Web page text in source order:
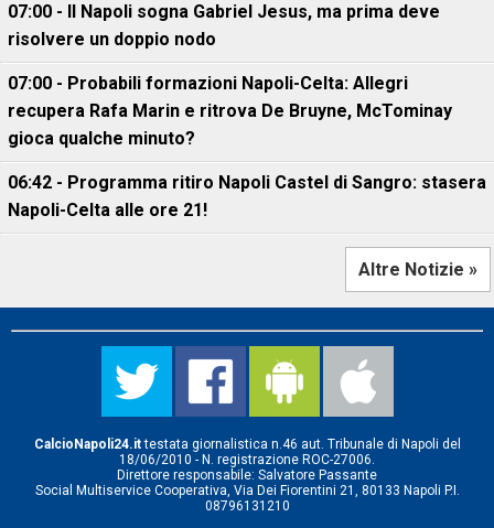
07:00 - Il Napoli sogna Gabriel Jesus, ma prima deve
risolvere un doppio nodo
07:00 - Probabili formazioni Napoli-Celta: Allegri
recupera Rafa Marin e ritrova De Bruyne, McTominay
gioca qualche minuto?
06:42 - Programma ritiro Napoli Castel di Sangro: stasera
Napoli-Celta alle ore 21!
Altre Notizie »
CalcioNapoli24.ittestata giornalistica n.46 aut. Tribunale di Napoli del
18/06/2010 - N. registrazione ROC-27006.
Direttore responsabile: Salvatore Passante
Social Multiservice Cooperativa, Via Dei Fiorentini 21, 80133 Napoli P.I.
08796131210